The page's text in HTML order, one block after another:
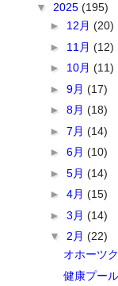
▼2025(195)
► 12月(20)
► 11月(12)
► 10月(11)
►9月(17)
►8月(18)
►7月(14)
►6月(10)
►5月(14)
►4月(15)
►3月(14)
▼2月(22)
オホーツ
健康プー